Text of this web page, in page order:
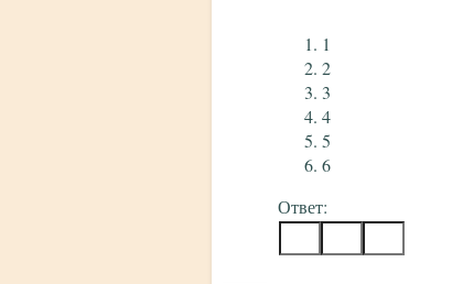
1
2
3
4
5
6
Ответ: